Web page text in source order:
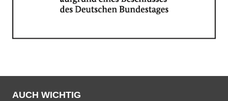
AUCH WICHTIG